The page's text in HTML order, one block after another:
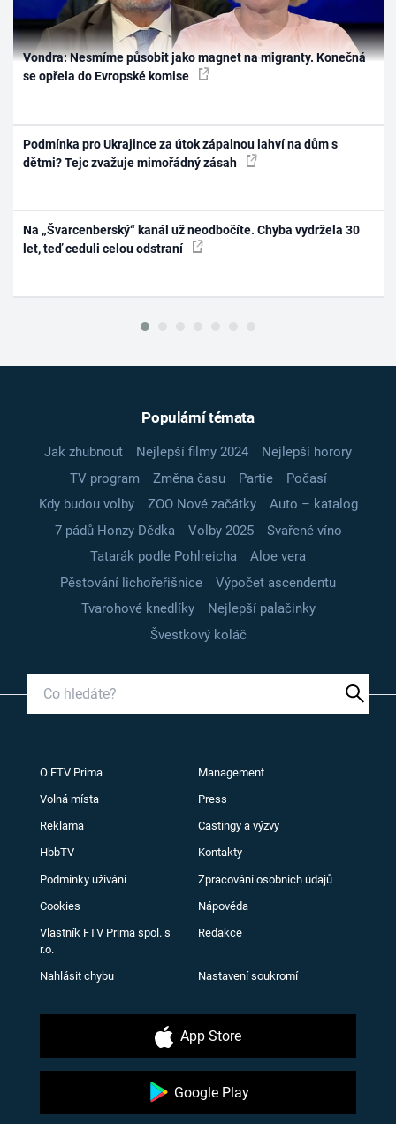
Vondra: Nesmíme působit jako magnet na migranty. Konečná
se opřela do Evropské komise
Podmínka pro Ukrajince za útok zápalnou lahví na dům s
dětmi? Tejc zvažuje mimořádný zásah
Na „Švarcenberský“ kanál už neodbočíte. Chyba vydržela 30
let, teď ceduli celou odstraní
Populární témata
Jak zhubnout Nejlepší filmy 2024
Nejlepší horory
TV program
Změna času Partie
Počasí
Kdy budou volby
ZOO Nové začátky
Auto – katalog
7 pádů Honzy Dědka
Volby 2025
Svařené víno
Tatarák podle Pohlreicha
Aloe vera
Pěstování lichořeřišnice
Výpočet ascendentu
Tvarohové knedlíky
Nejlepší palačinky
Švestkový koláč
O FTV Prima Management
Volná místa Press
Reklama Castingy a výzvy
HbbTV Kontakty
Podmínky užívání Zpracování osobních údajů
Cookies Nápověda
Vlastník FTV Prima spol. s
r.o.
Redakce
Nahlásit chybu Nastavení soukromí
App Store
Google Play